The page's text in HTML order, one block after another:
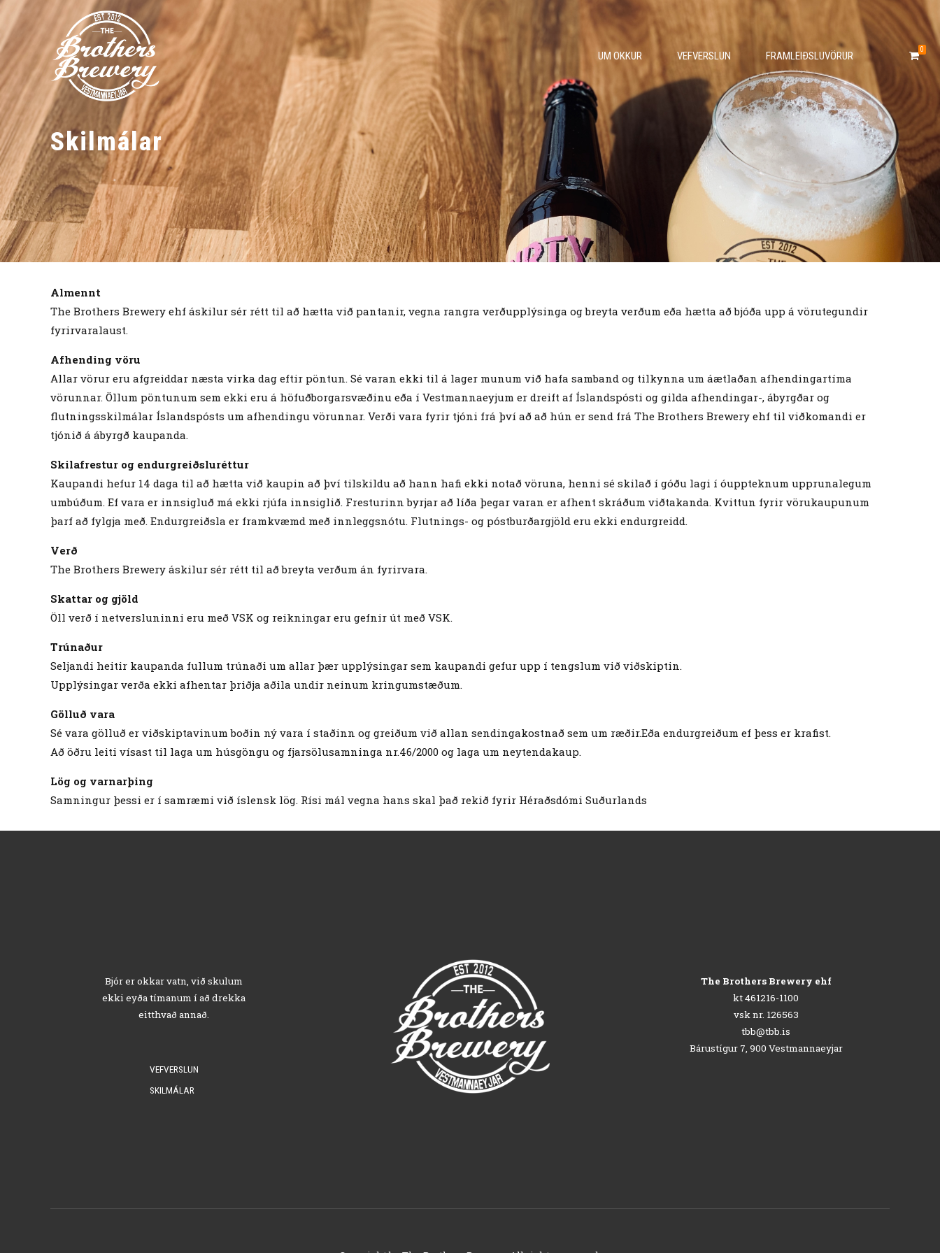
0
UM OKKUR VEFVERSLUN FRAMLEIÐSLUVÖRUR
Skilmálar
Almennt
The Brothers Brewery ehf áskilur sér rétt til að hætta við pantanir, vegna rangra verðupplýsinga og breyta verðum eða hætta að bjóða upp á vörutegundir
fyrirvaralaust.
Afhending vöru
Allar vörur eru afgreiddar næsta virka dag eftir pöntun. Sé varan ekki til á lager munum við hafa samband og tilkynna um áætlaðan afhendingartíma
vörunnar. Öllum pöntunum sem ekki eru á höfuðborgarsvæðinu eða í Vestmannaeyjum er dreift af Íslandspósti og gilda afhendingar-, ábyrgðar og
flutningsskilmálar Íslandspósts um afhendingu vörunnar. Verði vara fyrir tjóni frá því að að hún er send frá The Brothers Brewery ehf til viðkomandi er
tjónið á ábyrgð kaupanda.
Skilafrestur og endurgreiðsluréttur
Kaupandi hefur 14 daga til að hætta við kaupin að því tilskildu að hann hafi ekki notað vöruna, henni sé skilað í góðu lagi í óuppteknum upprunalegum
umbúðum. Ef vara er innsigluð má ekki rjúfa innsiglið. Fresturinn byrjar að líða þegar varan er afhent skráðum viðtakanda. Kvittun fyrir vörukaupunum
þarf að fylgja með. Endurgreiðsla er framkvæmd með innleggsnótu. Flutnings- og póstburðargjöld eru ekki endurgreidd.
Verð
The Brothers Brewery áskilur sér rétt til að breyta verðum án fyrirvara.
Skattar og gjöld
Öll verð í netversluninni eru með VSK og reikningar eru gefnir út með VSK.
Trúnaður
Seljandi heitir kaupanda fullum trúnaði um allar þær upplýsingar sem kaupandi gefur upp í tengslum við viðskiptin.
Upplýsingar verða ekki afhentar þriðja aðila undir neinum kringumstæðum.
Gölluð vara
Sé vara gölluð er viðskiptavinum boðin ný vara í staðinn og greiðum við allan sendingakostnað sem um ræðir.Eða endurgreiðum ef þess er krafist.
Að öðru leiti vísast til laga um húsgöngu og fjarsölusamninga nr.46/2000 og laga um neytendakaup.
Lög og varnarþing
Samningur þessi er í samræmi við íslensk lög. Rísi mál vegna hans skal það rekið fyrir Héraðsdómi Suðurlands
Bjór er okkar vatn, við skulum
ekki eyða tímanum í að drekka
eitthvað annað.
VEFVERSLUN
SKILMÁLAR
The Brothers Brewery ehf
kt 461216-1100
vsk nr. 126563
tbb@tbb.is
Bárustígur 7, 900 Vestmannaeyjar